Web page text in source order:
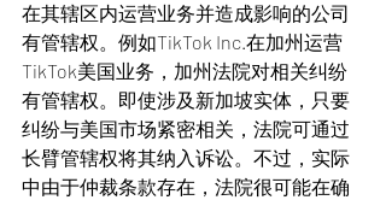
在其辖区内运营业务并造成影响的公司
有管辖权。例如TikTok Inc.在加州运营
TikTok美国业务，加州法院对相关纠纷
有管辖权。即使涉及新加坡实体，只要
纠纷与美国市场紧密相关，法院可通过
长臂管辖权将其纳入诉讼。不过，实际
中由于仲裁条款存在，法院很可能在确